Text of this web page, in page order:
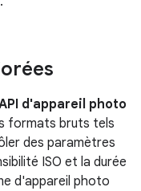
d'appareil photo
formats bruts tels
des paramètres
ISO et la durée
d'appareil photo